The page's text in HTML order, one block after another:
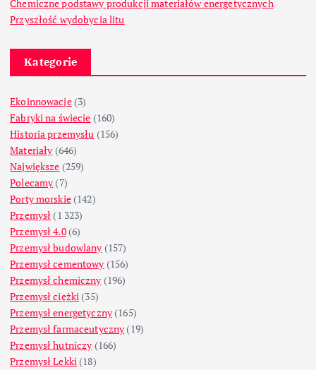
Chemiczne podstawy produkcji materiałów energetycznych
Przyszłość wydobycia litu
Kategorie
Ekoinnowacje(3)
Fabryki na świecie (160)
Historia przemysłu (156)
Materiały (646)
Największe (259)
Polecamy (7)
Porty morskie(142)
Przemysł (1 323)
Przemysł 4.0(6)
Przemysł budowlany (157)
Przemysł cementowy (156)
Przemysł chemiczny (196)
Przemysł ciężki (35)
Przemysł energetyczny (165)
Przemysł farmaceutyczny (19)
Przemysł hutniczy (166)
Przemysł Lekki (18)